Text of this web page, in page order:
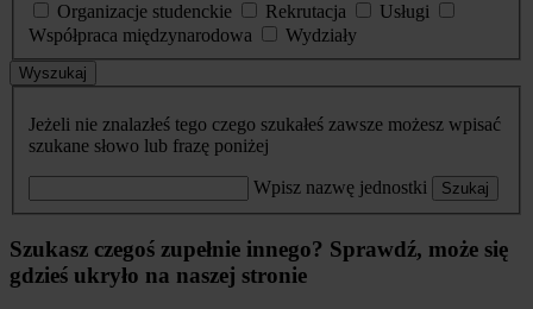
Organizacje studenckie
Rekrutacja
Usługi
Współpraca międzynarodowa
Wydziały
Wyszukaj
Jeżeli nie znalazłeś tego czego szukałeś zawsze możesz wpisać
szukane słowo lub frazę poniżej
Wpisz nazwę jednostki Szukaj
Szukasz czegoś zupełnie innego? Sprawdź, może się
gdzieś ukryło na naszej stronie